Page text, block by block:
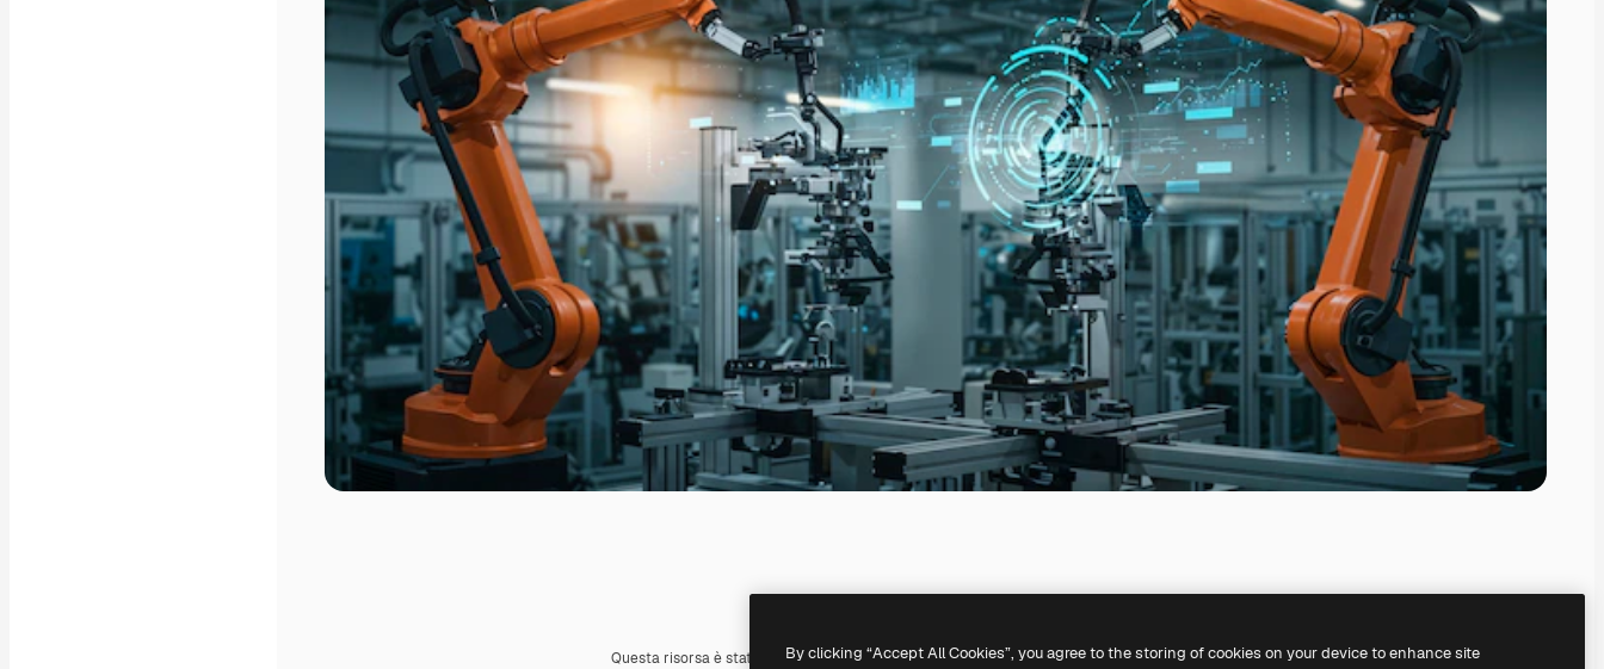
Questa risorsa è stata generata con l' IA. Creane una tua utilizzando il generatore di immagini IA.
By clicking “Accept All Cookies”, you agree to the storing of cookies on your device to enhance site